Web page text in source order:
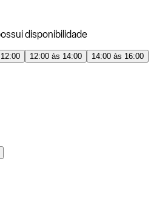
disponibilidade
12:00 às 14:00
14:00 às 16:00